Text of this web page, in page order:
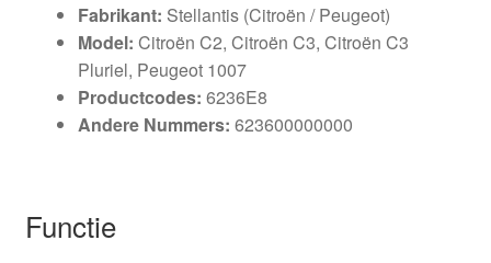
Fabrikant: Stellantis (Citroën / Peugeot)
Model: Citroën C2, Citroën C3, Citroën C3
Pluriel, Peugeot 1007
Productcodes: 6236E8
Andere Nummers: 623600000000
Functie